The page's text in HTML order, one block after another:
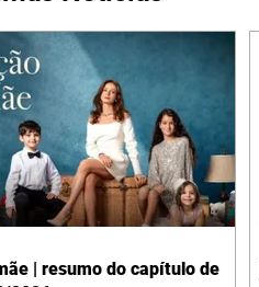
| resumo do capítulo de